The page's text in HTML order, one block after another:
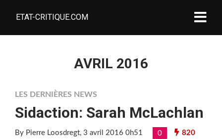
ETAT-CRITIQUE.COM
AVRIL 2016
LES DERNIÈRES NEWS
Sidaction: Sarah McLachlan
By Pierre Loosdregt, 3 avril 2016 0h51 0 820